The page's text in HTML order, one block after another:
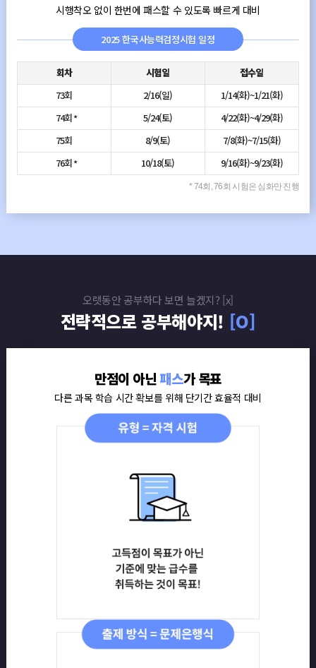
시행착오 없이 한번에 패스할 수 있도록 빠르게 대비
2025 한국사능력검정시험 일정
회차 시험일
접수일
73회
2/16(일)
1/14(화)~1/21(화)
74회
5/24(토)
4/22(화)~4/29(화)
75회
8/9(토)
7/8(화)~7/15(화)
76회
10/18(토) 9/16(화)~9/23(화)
* 74회, 76회 시험은 심화만 진행
오랫동안 공부하다 보면 늘겠지? [x]
전략적으로 공부해야지! [O]
만점이 아닌 패스가 목표
다른 과목 학습 시간 확보를 위해 단기간 효율적 대비